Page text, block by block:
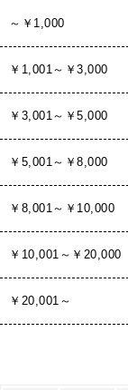
～￥1,000
￥1,001～￥3,000
￥3,001～￥5,000
￥5,001～￥8,000
￥8,001～￥10,000
￥10,001～￥20,000
￥20,001～